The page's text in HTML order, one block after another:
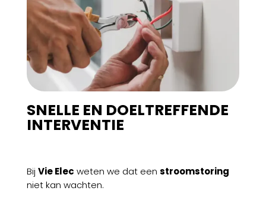
SNELLE EN DOELTREFFENDE
INTERVENTIE
Bij Vie Elec weten we dat een stroomstoring
niet kan wachten.